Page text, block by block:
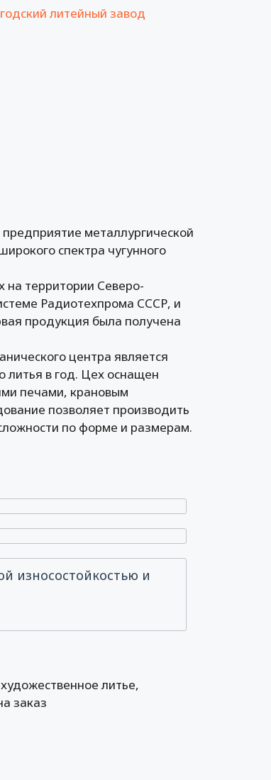
металлургической
спектра чугунного
на территории Северо-
Радиотехпрома СССР, и
продукция была получена
центра является
литья в год. Цех оснащен
печами, крановым
позволяет производить
по форме и размерам.
износостойкостью и
литье,
заказ